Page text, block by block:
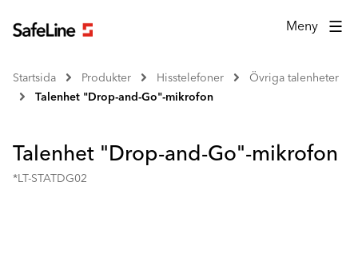
Meny
Startsida Produkter Hisstelefoner
Övriga talenheter
Talenhet "Drop-and-Go"-mikrofon
Talenhet "Drop-and-Go"-mikrofon
*LT-STATDG02